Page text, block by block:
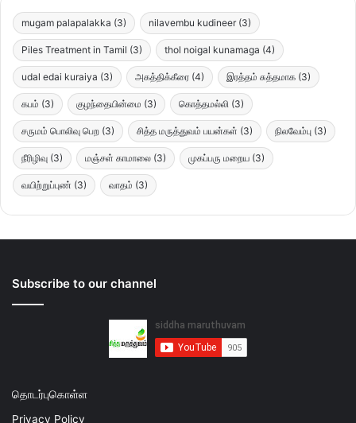
mugam palapalakka (3) nilavembu kudineer (3)
Piles Treatment in Tamil (3) thol noigal kunamaga (4)
udal edai kuraiya (3) அகத்திக்கீரை (4) இரத்தம் சுத்தமாக (3)
கபம் (3) குழந்தையின்மை (3) கொத்தமல்லி (3)
சருமம் பொலிவு பெற (3) சித்த மருத்துவம் பயன்கள் (3) நிலவேம்பு (3)
நீரிழிவு (3) மஞ்சள் காமாலை (3) முகப்பரு மறைய (3)
வயிற்றுப்புண் (3) வாதம் (3)
Subscribe to our channel
தொடர்புகொள்ள
Privacy Policy